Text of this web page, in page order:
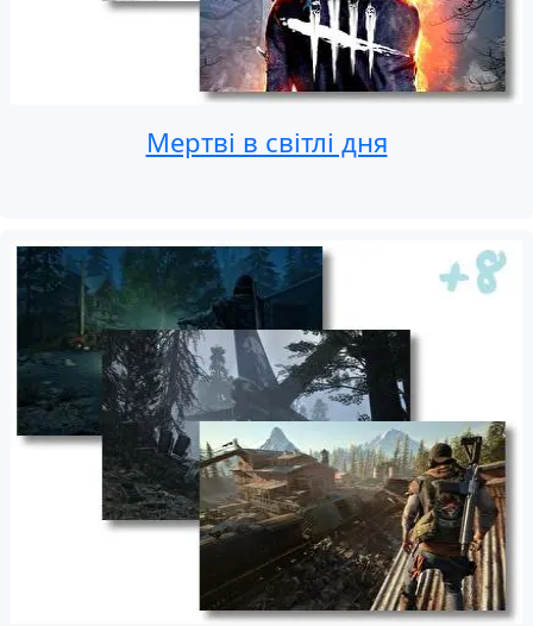
Мертві в світлі дня